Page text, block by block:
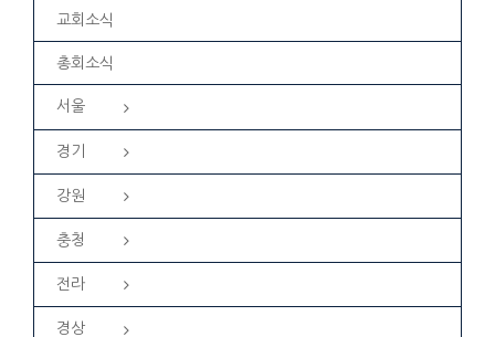
교회소식
총회소식
서울
경기
강원
충청
전라
경상